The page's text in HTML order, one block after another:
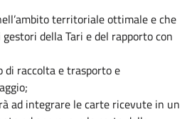
territoriale ottimale e che
della Tari e del rapporto con
di raccolta e trasporto e
ad integrare le carte ricevute in un